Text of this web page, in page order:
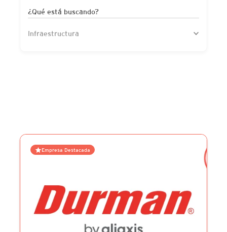
¿Qué está buscando?
Infraestructura
Empresa Destacada